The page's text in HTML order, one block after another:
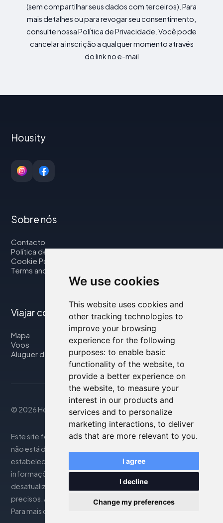
We use cookies
This website uses cookies and
other tracking technologies to
improve your browsing
experience for the following
purposes: to enable basic
functionality of the website, to
provide a better experience on
the website, to measure your
interest in our products and
services and to personalize
marketing interactions, to deliver
ads that are more relevant to you.
I agree
I decline
Change my preferences
(sem compartilhar seus dados com terceiros). Para
mais detalhes ou para revogar seu consentimento,
consulte nossa Política de Privacidade. Você pode
cancelar a inscrição a qualquer momento através
do link no e-mail
Housity
Sobre nós
Contacto
Política de privacidade
Cookie Policy
Terms and Conditions
Viajar connosco
Mapa
Voos
Aluguer de automóveis
© 2026 Housity.net
Este site fornece informações apenas para referência e
não está de forma alguma associado aos
estabelecimentos de hospedagem mencionados. As
informações exibidas podem ser imprecisas ou
desatualizadas; consulte o site oficial para detalhes
precisos. As reservas são gerenciadas por nosso parceiro.
Para mais detalhes, consulte a seção Notas Legais